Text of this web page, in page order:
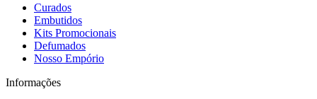
Curados
Embutidos
Kits Promocionais
Defumados
Nosso Empório
Informações